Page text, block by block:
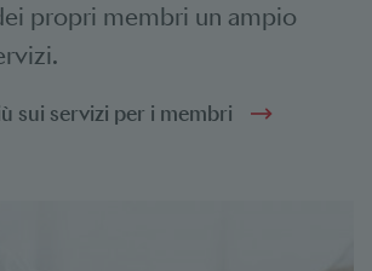
propri membri un ampio
sui servizi per i membri